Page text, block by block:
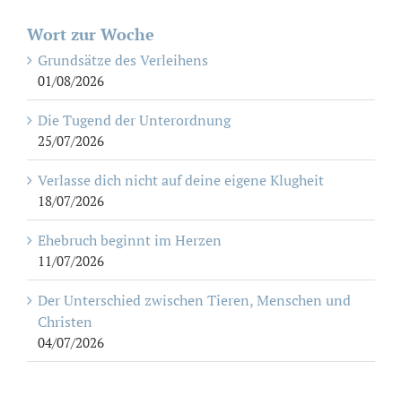
Wort zur Woche
Grundsätze des Verleihens
01/08/2026
Die Tugend der Unterordnung
25/07/2026
Verlasse dich nicht auf deine eigene Klugheit
18/07/2026
Ehebruch beginnt im Herzen
11/07/2026
Der Unterschied zwischen Tieren, Menschen und
Christen
04/07/2026